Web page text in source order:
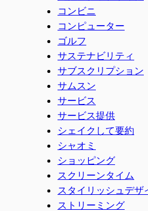
コンビニ
コンピューター
ゴルフ
サステナビリティ
サブスクリプション
サムスン
サービス
サービス提供
シェイクして要約
シャオミ
ショッピング
スクリーンタイム
スタイリッシュデザ
ストリーミング